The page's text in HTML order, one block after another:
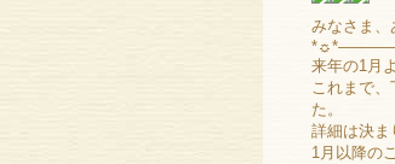
みなさま、
来年の1月
これまで
た。
詳細は決ま
1月以降の